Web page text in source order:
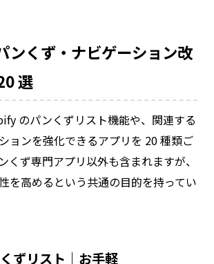
くず・ナビゲーション改
選
のパンくずリスト機能や、関連する
ョンを強化できるアプリを 20 種類ご
くず専門アプリ以外も含まれますが、
を高めるという共通の目的を持ってい
ずリスト｜お手軽